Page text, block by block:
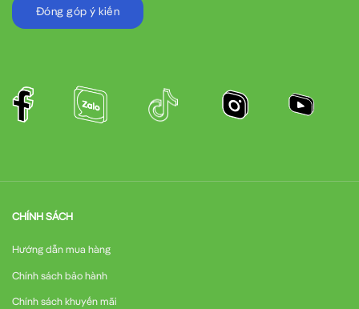
Đóng góp ý kiến
CHÍNH SÁCH
Hướng dẫn mua hàng
Chính sách bảo hành
Chính sách khuyến mãi